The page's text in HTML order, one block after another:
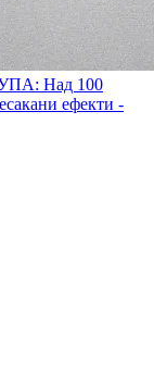
Над 100
ефекти -